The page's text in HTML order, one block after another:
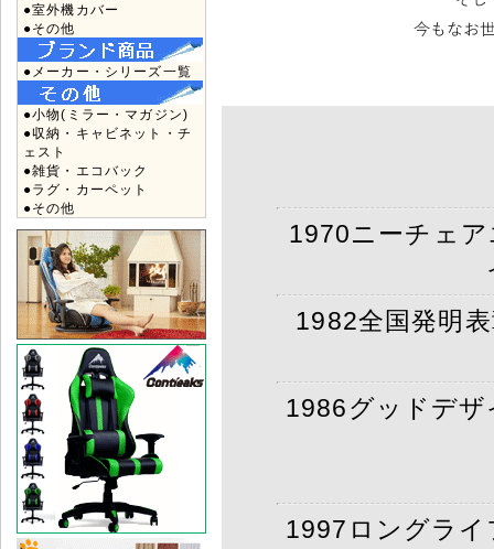
●室外機カバー
●その他
●メーカー・シリーズ一覧
●小物(ミラー・マガジン)
●収納・キャビネット・チ
ェスト
●雑貨・エコバック
●ラグ・カーペット
●その他
1970ニーチェ
1982全国発明
1986グッドデザ
1997ロングライ